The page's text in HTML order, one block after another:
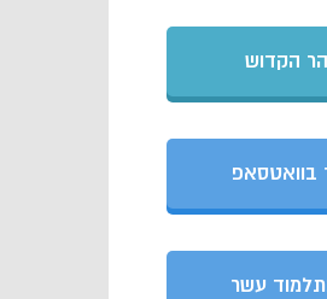
הקדוש
בוואטסאפ
עשר